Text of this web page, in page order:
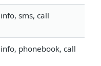
info, sms, call
info, phonebook, call